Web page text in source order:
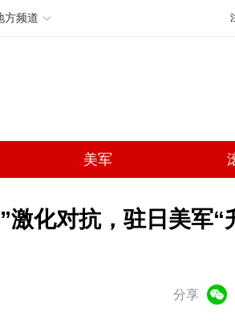
方频道
美军
化对抗，驻日美军“
分享
微博